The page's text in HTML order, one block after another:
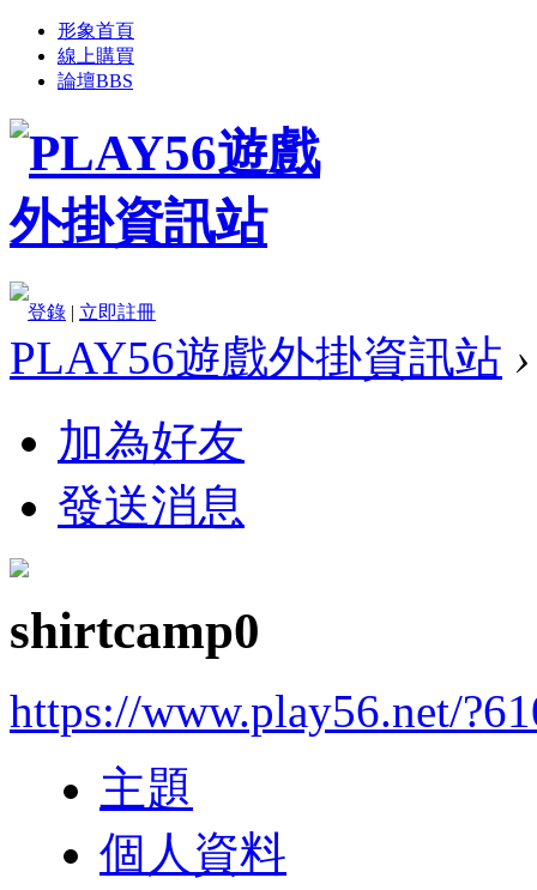
形象首頁
線上購買
論壇BBS
登錄 | 立即註冊
PLAY56遊戲外掛資訊站 ›
加為好友
發送消息
shirtcamp0
https://www.play56.net/
主題
個人資料